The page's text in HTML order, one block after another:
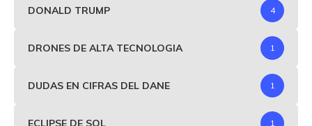
DONALD TRUMP 4
DRONES DE ALTA TECNOLOGIA 1
DUDAS EN CIFRAS DEL DANE 1
ECLIPSE DE SOL 1